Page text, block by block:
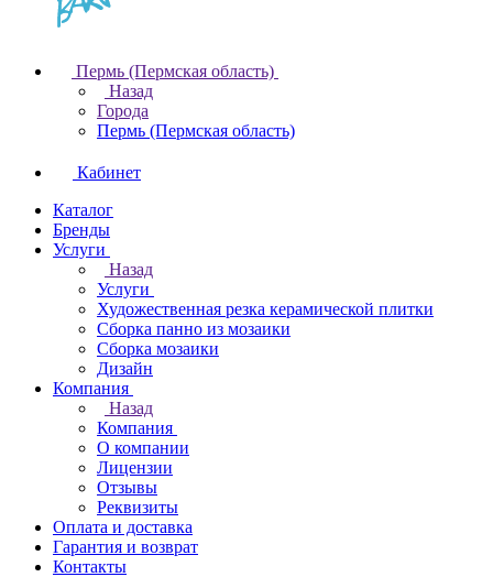
Пермь (Пермская область)
Назад
Города
Пермь (Пермская область)
Кабинет
Каталог
Бренды
Услуги
Назад
Услуги
Художественная резка керамической плитки
Сборка панно из мозаики
Сборка мозаики
Дизайн
Компания
Назад
Компания
О компании
Лицензии
Отзывы
Реквизиты
Оплата и доставка
Гарантия и возврат
Контакты